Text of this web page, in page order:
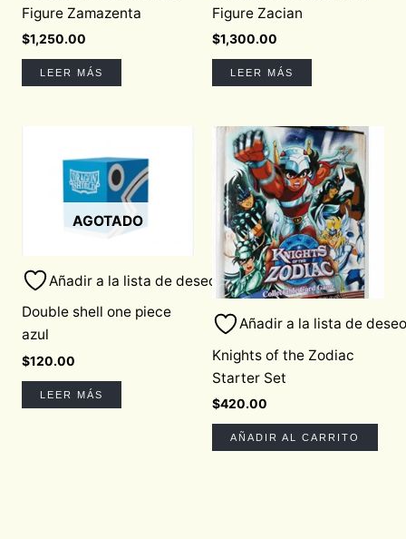
Figure Zamazenta
$1,250.00
LEER MÁS
Figure Zacian
$1,300.00
LEER MÁS
AGOTADO
Añadir a la lista de deseos
Double shell one piece
azul
$120.00
LEER MÁS
Añadir a la lista de
Knights of the Zodiac
Starter Set
$420.00
AÑADIR AL CARRITO